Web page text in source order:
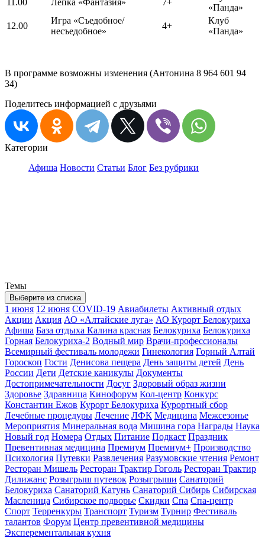
«Панда»
12.00
Игра «Съедобное/
несъедобное»
4+
Клуб
«Панда»
В программе возможны изменения (Антонина 8 964 601 94
34)
Поделитесь информацией с друзьями
Категории
Афиша Новости Статьи Блог Без рубрики
Темы
Выберите из списка
1 июня 12 июня COVID-19 Авиабилеты Активный отдых
Акции Акция АО «Алтайские луга» АО Курорт Белокуриха
Афиша База отдыха Калина красная Белокуриха Белокуриха
Горная Белокуриха-2 Водный мир Врачи-профессионалы
Всемирный фестиваль молодежи Гинекология Горный Алтай
Гороскоп Гости Денисова пещера День защиты детей День
России Дети Детские каникулы Документы
Достопримечательности Досуг Здоровый образ жизни
Здоровье Здравница Кинофорум Кол-центр Конкурс
Константин Ежов Курорт Белокуриха Курортный сбор
Лечебные процедуры Лечение ЛФК Медицина Межсезонье
Мероприятия Минеральная вода Мишина гора Награды Наука
Новый год Номера Отдых Питание Подкаст Праздник
Превентивная медицина Премиум Премиум+ Производство
Психология Путевки Развлечения Разумовские чтения Ремонт
Ресторан Мишель Ресторан Трактир Гоголь Ресторан Трактир
Дилижанс Розыгрыш путевок Розыгрыши Санаторий
Белокуриха Санаторий Катунь Санаторий Сибирь Сибирская
Масленица Сибирское подворье Скидки Спа Спа-центр
Спорт Терренкуры Транспорт Туризм Турнир Фестиваль
талантов Форум Центр превентивной медицины
Эксперементальная кухня